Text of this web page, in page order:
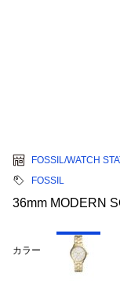
FOSSIL/WATCH
FOSSIL
36mm MODERN
カラー